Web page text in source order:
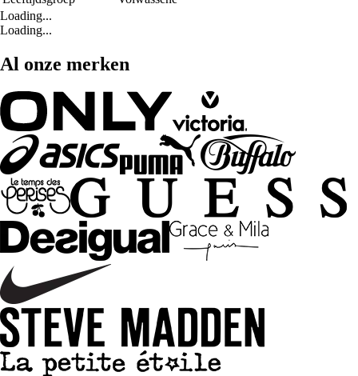
Loading...
Loading...
Al onze merken